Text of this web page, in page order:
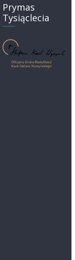
Prymas
Tysiąclecia